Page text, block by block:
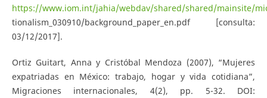
https://www.iom.int/jahia/webdav/shared/shared/mainsite/
tionalism_030910/background_paper_en.pdf [consulta:
03/12/2017].
Ortiz Guitart, Anna y Cristóbal Mendoza (2007), “Mujeres
expatriadas en México: trabajo, hogar y vida cotidiana”,
Migraciones internacionales, 4(2), pp. 5-32. DOI: